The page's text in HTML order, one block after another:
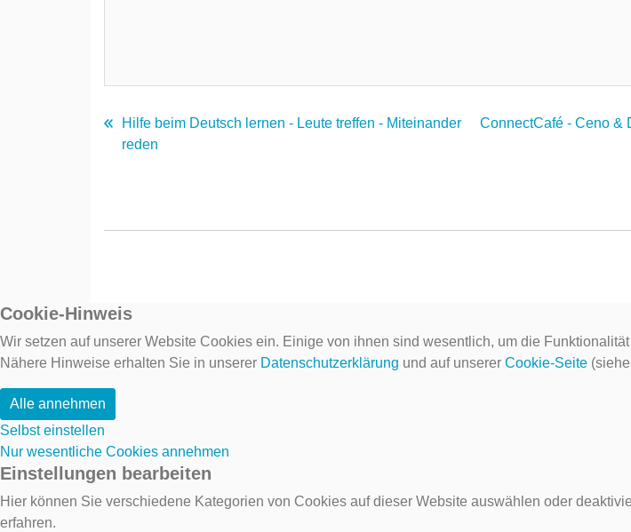
Hilfe beim Deutsch lernen - Leute treffen - Miteinander
reden
ConnectCafé - Ceno &
Cookie-Hinweis
Wir setzen auf unserer Website Cookies ein. Einige von ihnen sind wesentlich, um die
Nähere Hinweise erhalten Sie in unserer Datenschutzerklärung und auf unserer Cookie-Seite
Alle annehmen
Selbst einstellen
Nur wesentliche Cookies annehmen
Einstellungen bearbeiten
Hier können Sie verschiedene Kategorien von Cookies auf dieser Website auswählen oder
erfahren.